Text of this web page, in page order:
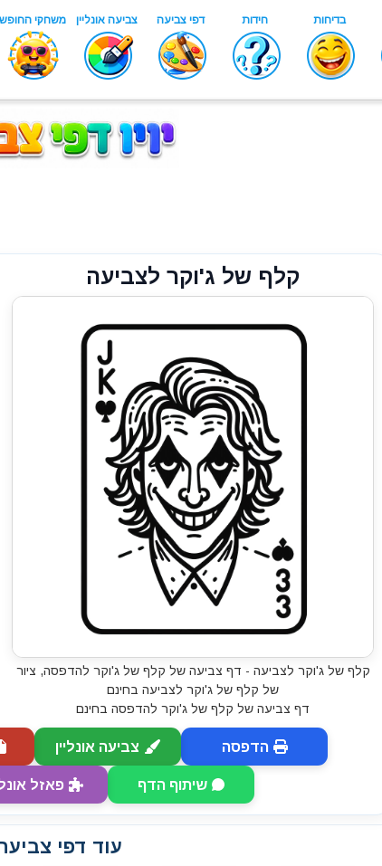
קלף של ג'וקר לצביעה
קלף של ג'וקר לצביעה - דף צביעה של קלף של ג'וקר להדפסה, ציור
של קלף של ג'וקר לצביעה בחינם
דף צביעה של קלף של ג'וקר להדפסה בחינם
הדפסה צביעה אונליין
פאזל שיתוף הדף
עוד דפי